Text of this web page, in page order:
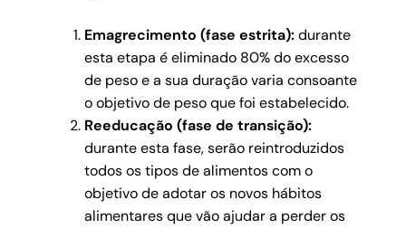
Emagrecimento (fase estrita):durante
esta etapa é eliminado 80% do excesso
de peso e a sua duração varia consoante
o objetivo de peso que foi estabelecido.
Reeducação (fase de transição):
durante esta fase, serão reintroduzidos
todos os tipos de alimentos com o
objetivo de adotar os novos hábitos
alimentares que vão ajudar a perder os